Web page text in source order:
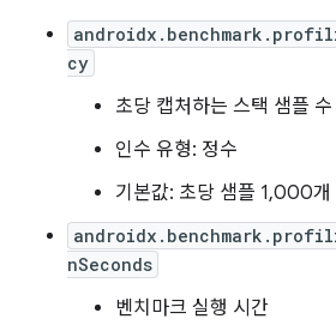
cy
초당 캡처하는 스택 샘플 수
인수 유형: 정수
기본값: 초당 샘플 1,000개
nSeconds
벤치마크 실행 시간